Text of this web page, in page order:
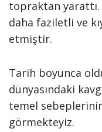
topraktan yarattı.
daha faziletli ve
etmiştir.
Tarih boyunca
dünyasındaki
temel
görmekteyiz.